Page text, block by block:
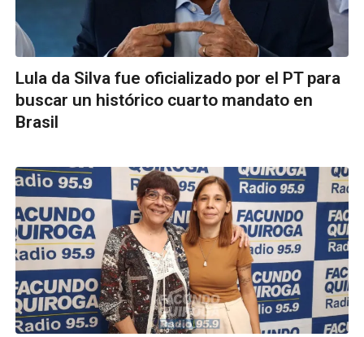
Lula da Silva fue oficializado por el PT para
buscar un histórico cuarto mandato en
Brasil